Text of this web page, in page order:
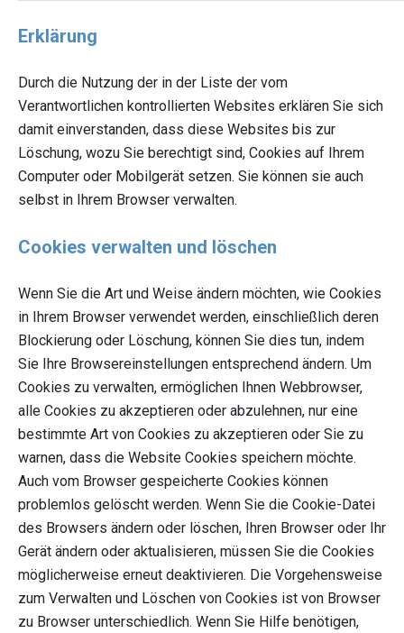
Erklärung
Durch die Nutzung der in der Liste der vom
Verantwortlichen kontrollierten Websites erklären Sie sich
damit einverstanden, dass diese Websites bis zur
Löschung, wozu Sie berechtigt sind, Cookies auf Ihrem
Computer oder Mobilgerät setzen. Sie können sie auch
selbst in Ihrem Browser verwalten.
Cookies verwalten und löschen
Wenn Sie die Art und Weise ändern möchten, wie Cookies
in Ihrem Browser verwendet werden, einschließlich deren
Blockierung oder Löschung, können Sie dies tun, indem
Sie Ihre Browsereinstellungen entsprechend ändern. Um
Cookies zu verwalten, ermöglichen Ihnen Webbrowser,
alle Cookies zu akzeptieren oder abzulehnen, nur eine
bestimmte Art von Cookies zu akzeptieren oder Sie zu
warnen, dass die Website Cookies speichern möchte.
Auch vom Browser gespeicherte Cookies können
problemlos gelöscht werden. Wenn Sie die Cookie-Datei
des Browsers ändern oder löschen, Ihren Browser oder Ihr
Gerät ändern oder aktualisieren, müssen Sie die Cookies
möglicherweise erneut deaktivieren. Die Vorgehensweise
zum Verwalten und Löschen von Cookies ist von Browser
zu Browser unterschiedlich. Wenn Sie Hilfe benötigen,